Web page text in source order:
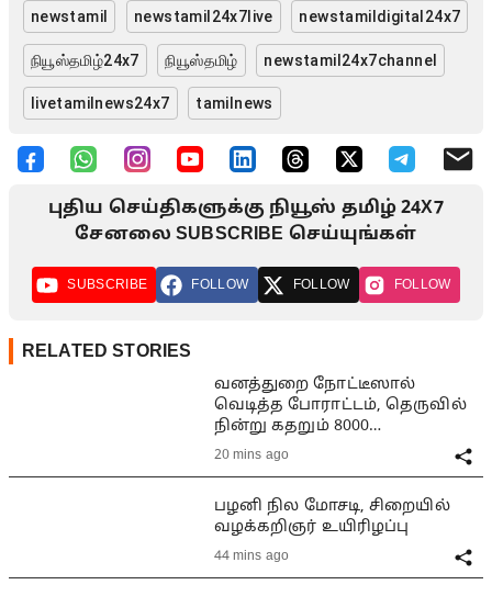
newstamil newstamil24x7live newstamildigital24x7
நியூஸ்தமிழ்24x7 நியூஸ்தமிழ் newstamil24x7channel
livetamilnews24x7 tamilnews
புதிய செய்திகளுக்கு நியூஸ் தமிழ் 24X7
சேனலை SUBSCRIBE செய்யுங்கள்
SUBSCRIBE FOLLOW FOLLOW FOLLOW
RELATED STORIES
வனத்துறை நோட்டீஸால்
வெடித்த போராட்டம், தெருவில்
நின்று கதறும் 8000
குடும்பங்கள்
20 mins ago
பழனி நில மோசடி, சிறையில்
வழக்கறிஞர் உயிரிழப்பு
44 mins ago